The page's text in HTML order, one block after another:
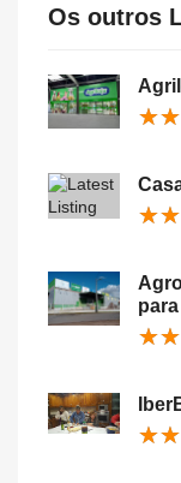
Os outros
★★
★★
★★
★★
★★
★★
★★
★★